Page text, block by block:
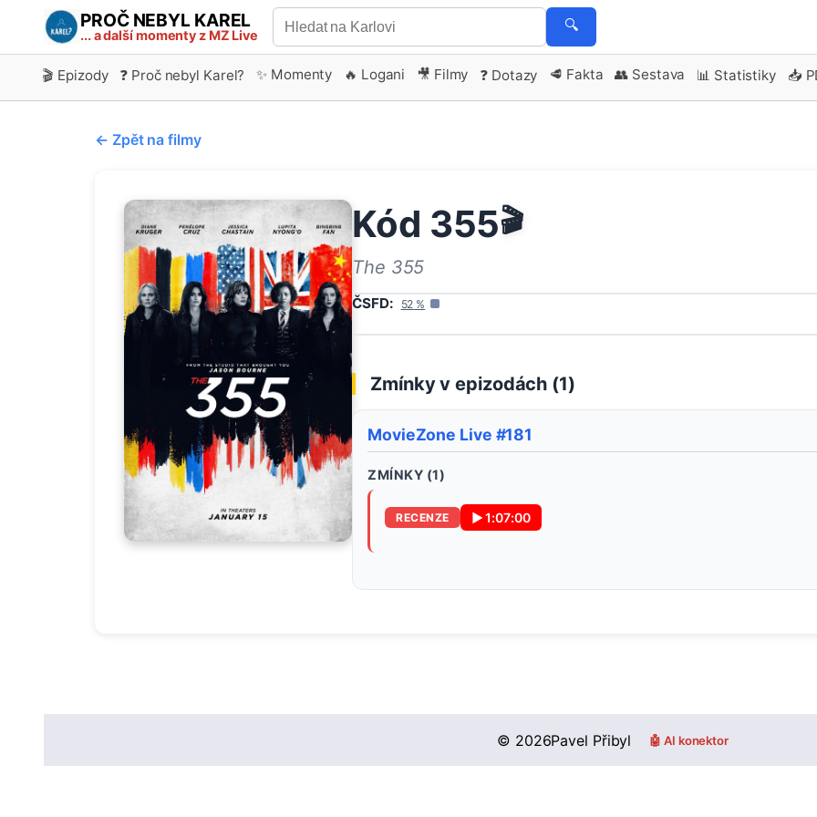
PROČ NEBYL KAREL
... a další momenty z MZ Live
🔍
🎬 Epizody ❓ Proč nebyl Karel? ✨ Momenty 🔥 Logani 🎥 Filmy ❓ Dotazy 🥩 Fakta 👥 Sestava 📊 Statistiky 📥
← Zpět na filmy
Kód 355🎬
The 355
ČSFD: 52 %
Zmínky v epizodách (1)
MovieZone Live #181
ZMÍNKY (1)
RECENZE ▶1:07:00
© 2026Pavel Přibyl 🤖 AI konektor